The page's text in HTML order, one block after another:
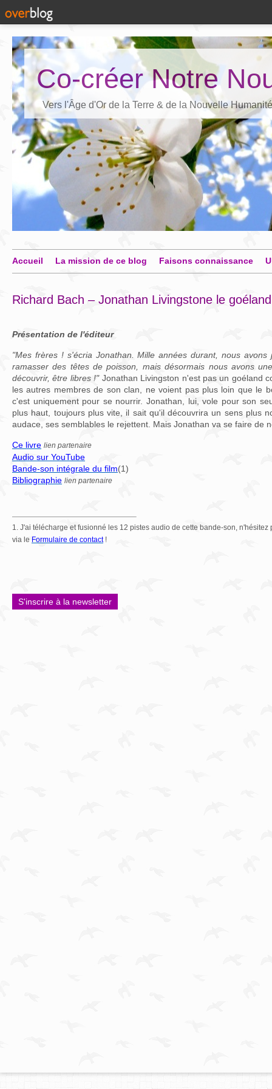
Co-créer Notre
Vers l'Âge d'Or de la Terre & de la Nouvelle Humanité
Accueil La mission de ce blog Faisons connaissance
Richard Bach – Jonathan Livingstone le goéland
Présentation de l'éditeur
"Mes frères ! s'écria Jonathan. Mille années durant, nous
ramasser des têtes de poisson, mais désormais nous avons
découvrir, être libres !"Jonathan Livingston n'est pas un goéland
les autres membres de son clan, ne voient pas plus loin que le
c'est uniquement pour se nourrir. Jonathan, lui, vole pour son
plus haut, toujours plus vite, il sait qu'il découvrira un sens plus
audace, ses semblables le rejettent. Mais Jonathan va se faire de
Ce livre lien partenaire
Audio sur YouTube
Bande-son intégrale du film(1)
Bibliographie lien partenaire
1. J'ai télécharge et fusionné les 12 pistes audio de cette bande-son,
via le Formulaire de contact!
S'inscrire à la newsletter